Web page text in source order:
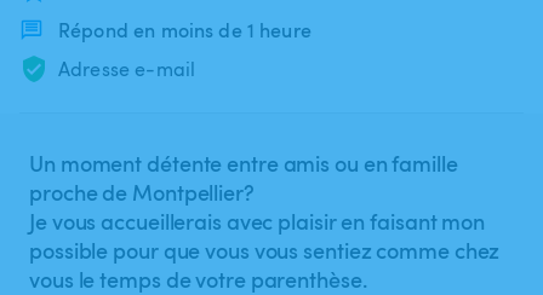
Répond en moins de 1 heure
Adresse e-mail
Un moment détente entre amis ou en famille
proche de Montpellier?
Je vous accueillerais avec plaisir en faisant mon
possible pour que vous vous sentiez comme chez
vous le temps de votre parenthèse.